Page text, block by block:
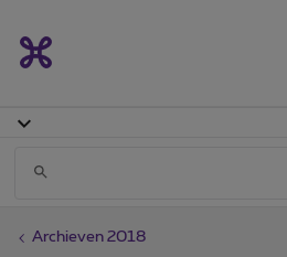
Archieven 2018